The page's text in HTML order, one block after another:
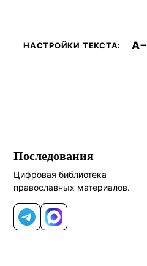
НАСТРОЙКИ ТЕКСТА: A−
Последования
Цифровая библиотека
православных материалов.
Telegram
MAX